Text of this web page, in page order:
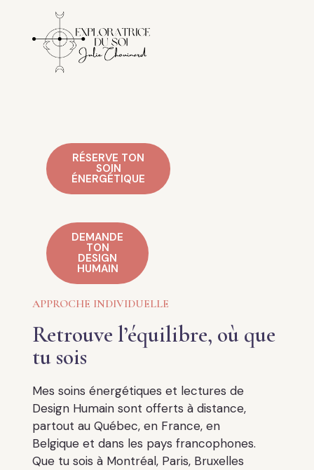
RÉSERVE TON
SOIN
ÉNERGÉTIQUE
DEMANDE
TON
DESIGN
HUMAIN
APPROCHE INDIVIDUELLE
Retrouve l’équilibre, où que
tu sois
Mes soins énergétiques et lectures de
Design Humain sont offerts à distance,
partout au Québec, en France, en
Belgique et dans les pays francophones.
Que tu sois à Montréal, Paris, Bruxelles